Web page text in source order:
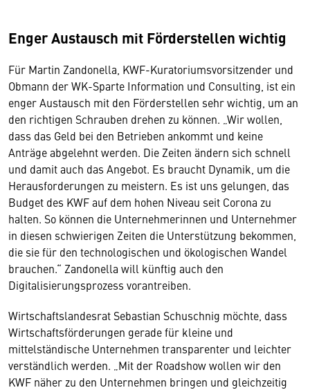
Enger Austausch mit Förderstellen wichtig
Für Martin Zandonella, KWF-Kuratoriumsvorsitzender und
Obmann der WK-Sparte Information und Consulting, ist ein
enger Austausch mit den Förderstellen sehr wichtig, um an
den richtigen Schrauben drehen zu können. „Wir wollen,
dass das Geld bei den Betrieben ankommt und keine
Anträge abgelehnt werden. Die Zeiten ändern sich schnell
und damit auch das Angebot. Es braucht Dynamik, um die
Herausforderungen zu meistern. Es ist uns gelungen, das
Budget des KWF auf dem hohen Niveau seit Corona zu
halten. So können die Unternehmerinnen und Unternehmer
in diesen schwierigen Zeiten die Unterstützung bekommen,
die sie für den technologischen und ökologischen Wandel
brauchen.“ Zandonella will künftig auch den
Digitalisierungsprozess vorantreiben.
Wirtschaftslandesrat Sebastian Schuschnig möchte, dass
Wirtschaftsförderungen gerade für kleine und
mittelständische Unternehmen transparenter und leichter
verständlich werden. „Mit der Roadshow wollen wir den
KWF näher zu den Unternehmen bringen und gleichzeitig